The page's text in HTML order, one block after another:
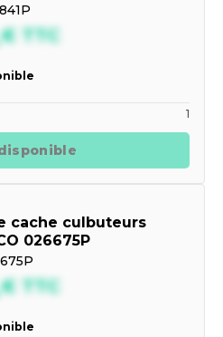
€ TTC
1
cache culbuteurs
026675P
€ TTC